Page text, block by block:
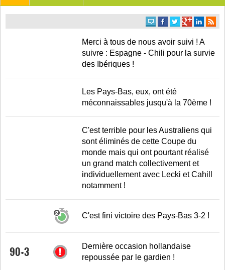
COUPE DES CONFÉDÉRATIONS
Merci à tous de nous avoir suivi ! A
suivre : Espagne - Chili pour la survie
des Ibériques !
Les Pays-Bas, eux, ont été
méconnaissables jusqu'à la 70ème !
C'est terrible pour les Australiens qui
sont éliminés de cette Coupe du
monde mais qui ont pourtant réalisé
un grand match collectivement et
individuellement avec Lecki et Cahill
notamment !
C'est fini victoire des Pays-Bas 3-2 !
90+3
Dernière occasion hollandaise
repoussée par le gardien !